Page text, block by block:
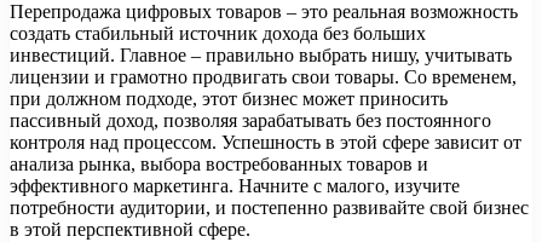
Перепродажа цифровых товаров – это реальная возможность
создать стабильный источник дохода без больших
инвестиций. Главное – правильно выбрать нишу, учитывать
лицензии и грамотно продвигать свои товары. Со временем,
при должном подходе, этот бизнес может приносить
пассивный доход, позволяя зарабатывать без постоянного
контроля над процессом. Успешность в этой сфере зависит от
анализа рынка, выбора востребованных товаров и
эффективного маркетинга. Начните с малого, изучите
потребности аудитории, и постепенно развивайте свой бизнес
в этой перспективной сфере.